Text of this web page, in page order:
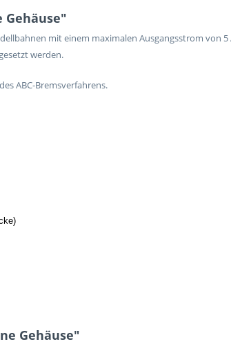
Gehäuse"
mit einem maximalen Ausgangsstrom von
werden.
ABC-Bremsverfahrens.
Gehäuse"